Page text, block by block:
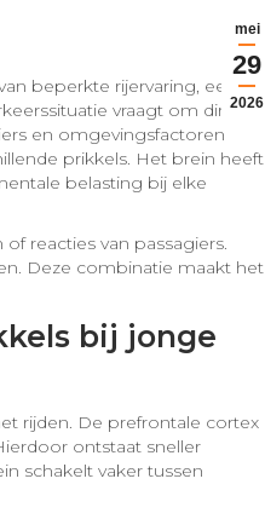
mei
29
2026
beperkte rijervaring, een
vraagt om directe
en omgevingsfactoren
prikkels. Het brein heeft
belasting bij elke
reacties van passagiers.
Deze combinatie maakt het
bij jonge
rijden. De prefrontale cortex
ontstaat sneller
schakelt vaker tussen